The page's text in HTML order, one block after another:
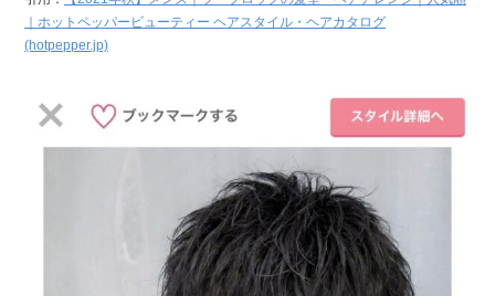
｜ホットペッパービューティー ヘアスタイル・ヘアカタログ
(hotpepper.jp)